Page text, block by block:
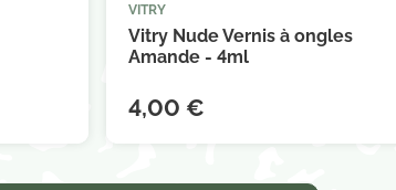

VITRY
Vitry Nude Vernis à ongles
Amande - 4ml
4,00 €